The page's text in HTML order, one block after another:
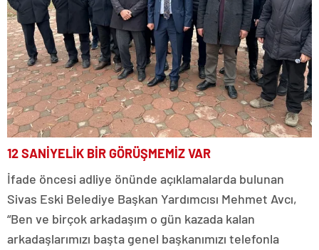
12 SANİYELİK BİR GÖRÜŞMEMİZ VAR
İfade öncesi adliye önünde açıklamalarda bulunan
Sivas Eski Belediye Başkan Yardımcısı Mehmet Avcı,
“Ben ve birçok arkadaşım o gün kazada kalan
arkadaşlarımızı başta genel başkanımızı telefonla